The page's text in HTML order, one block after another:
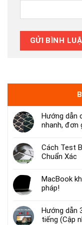
Hướng dẫn
nhanh, đơn
Cách Test
Chuẩn Xác
MacBook
pháp!
Hướng dẫn
tiếng (Cập